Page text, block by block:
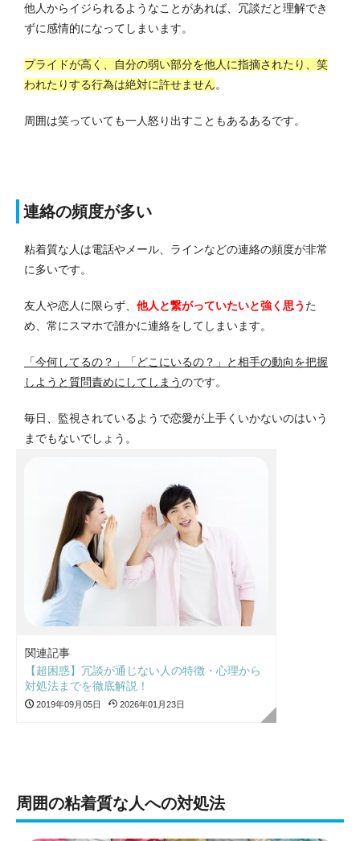
他人からイジられるようなことがあれば、冗談だと理解でき
ずに感情的になってしまいます。
プライドが高く、自分の弱い部分を他人に指摘されたり、笑
われたりする行為は絶対に許せません。
周囲は笑っていても一人怒り出すこともあるあるです。
連絡の頻度が多い
粘着質な人は電話やメール、ラインなどの連絡の頻度が非常
に多いです。
友人や恋人に限らず、 他人と繋がっていたいと強く思う た
め、常にスマホで誰かに連絡をしてしまいます。
「今何してるの？」「どこにいるの？」と相手の動向を把握
しようと質問責めにしてしまうのです。
毎日、監視されているようで恋愛が上手くいかないのはいう
までもないでしょう。
関連記事
【超困惑】冗談が通じない人の特徴・心理から
対処法までを徹底解説！
2019年09月05日 2026年01月23日
周囲の粘着質な人への対処法